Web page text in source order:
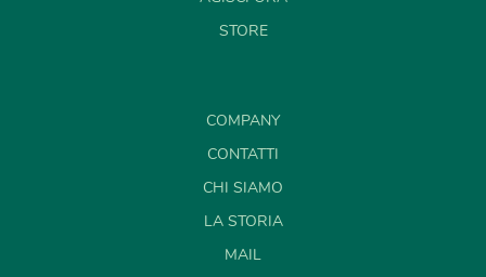
STORE
COMPANY
CONTATTI
CHI SIAMO
LA STORIA
MAIL